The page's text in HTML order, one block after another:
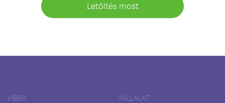
Letöltés most
VIBER VÁLLALAT